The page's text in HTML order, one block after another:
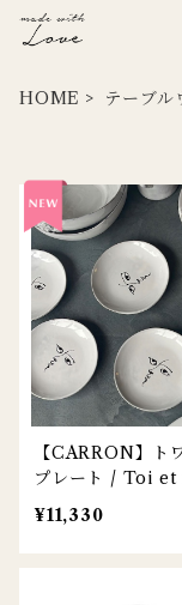
HOME テーブル
【CARRON】ト
プレート / Toi et
ate / 14cm
¥11,330